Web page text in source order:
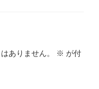
ありません。 ※ が付